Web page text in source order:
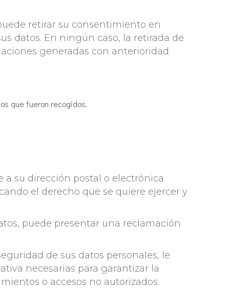
retirar su consentimiento en
datos. En ningún caso, la retirada de
generadas con anterioridad.
que fueron recogidos.
a su dirección postal o electrónica
el derecho que se quiere ejercer y
puede presentar una reclamación
de sus datos personales, le
necesarias para garantizar la
o accesos no autorizados.